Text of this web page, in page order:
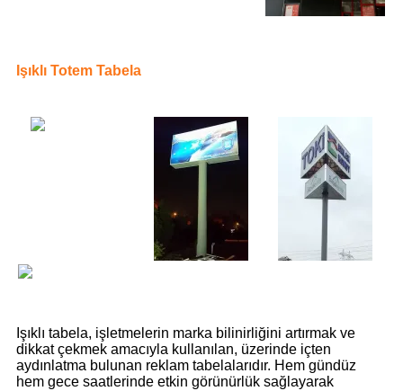
Işıklı Totem Tabela
Işıklı tabela, işletmelerin marka bilinirliğini artırmak ve
dikkat çekmek amacıyla kullanılan, üzerinde içten
aydınlatma bulunan reklam tabelalarıdır. Hem gündüz
hem gece saatlerinde etkin görünürlük sağlayarak